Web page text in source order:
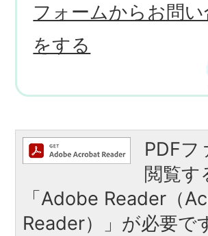
フォームからお問
をする
PDFフ
閲覧す
「Adobe Reader（
Reader）」が必要で